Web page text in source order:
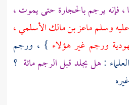
، فإنه يرجم بالحجارة حتى يموت ،
وسلمماعز بن مالك الأسلمي،
ورجم غير هؤلاء } ، ورجم
:هل يجلد قبل الرجم مائة ؟